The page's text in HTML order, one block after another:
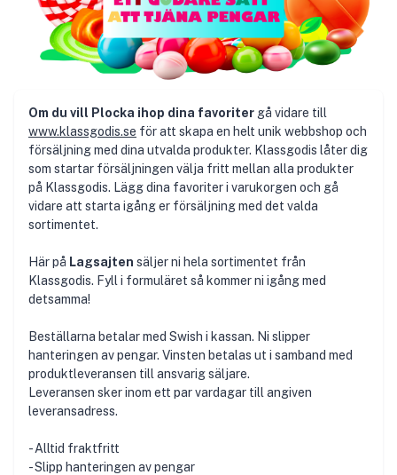
Om du vill Plocka ihop dina favoriter gå vidare till
www.klassgodis.se för att skapa en helt unik webbshop och
försäljning med dina utvalda produkter. Klassgodis låter dig
som startar försäljningen välja fritt mellan alla produkter
på Klassgodis. Lägg dina favoriter i varukorgen och gå
vidare att starta igång er försäljning med det valda
sortimentet.
Här på Lagsajten säljer ni hela sortimentet från
Klassgodis. Fyll i formuläret så kommer ni igång med
detsamma!
Beställarna betalar med Swish i kassan. Ni slipper
hanteringen av pengar. Vinsten betalas ut i samband med
produktleveransen till ansvarig säljare.
Leveransen sker inom ett par vardagar till angiven
leveransadress.
- Alltid fraktfritt
- Slipp hanteringen av pengar